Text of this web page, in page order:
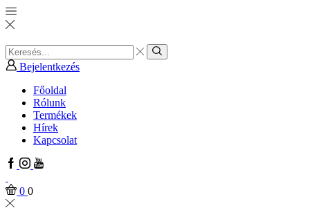
Search
input
Search
Bejelentkezés
Főoldal
Rólunk
Termékek
Hírek
Kapcsolat
Facebook
Instagram
Youtube
0 0